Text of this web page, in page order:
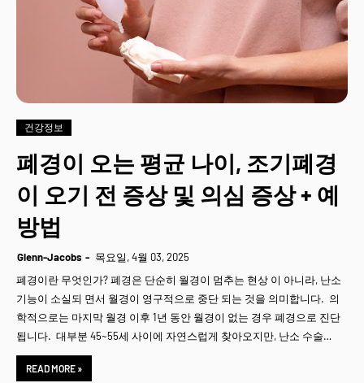
건강정보
폐경이 오는 평균 나이, 조기폐경
이 오기 전 증상 및 의심 증상 + 예
방법
Glenn-Jacobs
목요일, 4월 03, 2025
폐경이란 무엇인가? 폐경은 단순히 월경이 멈추는 현상 이 아니라, 난소
기능이 소실되 면서 월경이 영구적으로 중단 되는 것을 의미합니다. 의
학적으로는 마지막 월경 이후 1년 동안 월경이 없는 경우 폐경으로 진단
됩니다. 대부분 45~55세 사이에 자연스럽게 찾아오지만, 난소 수술…
READ MORE »